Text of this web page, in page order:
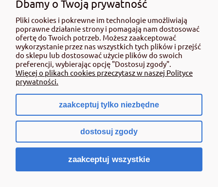
dotyczące produktu. Zwróć uwagę na zwroty wskazujące rodzaj zagrożenia
oraz przestrzegaj środków bezpieczeństwa zamieszczonych w etykiecie.
Środki ochrony roślin do użytku profesjonalnego mogą być nabyte tylko i
wyłącznie przez osoby pełnoletnie oraz posiadające kwalifikacje
wymagane od osób nabywających środki ochrony roślin określone w
ustawie (art. 28 Ustawy z dn. 8 marca 2013 r. o Środkach Ochrony Roślin Dz.
Ustw 2020 poz.2097 z pózn. zm.) Niespełnienie powyższych warunków jest
złamaniem regulaminu sklepu.
Sklep internetowy Shoper.pl
Dbamy o Twoją prywatność
Pliki cookies i pokrewne im technologie umożliwiają
poprawne działanie strony i pomagają nam dostosować
ofertę do Twoich potrzeb. Możesz zaakceptować
wykorzystanie przez nas wszystkich tych plików i przejść
do sklepu lub dostosować użycie plików do swoich
preferencji, wybierając opcję "Dostosuj zgody".
Więcej o plikach cookies przeczytasz w naszej Polityce
prywatności.
zaakceptuj tylko niezbędne
dostosuj zgody
zaakceptuj wszystkie